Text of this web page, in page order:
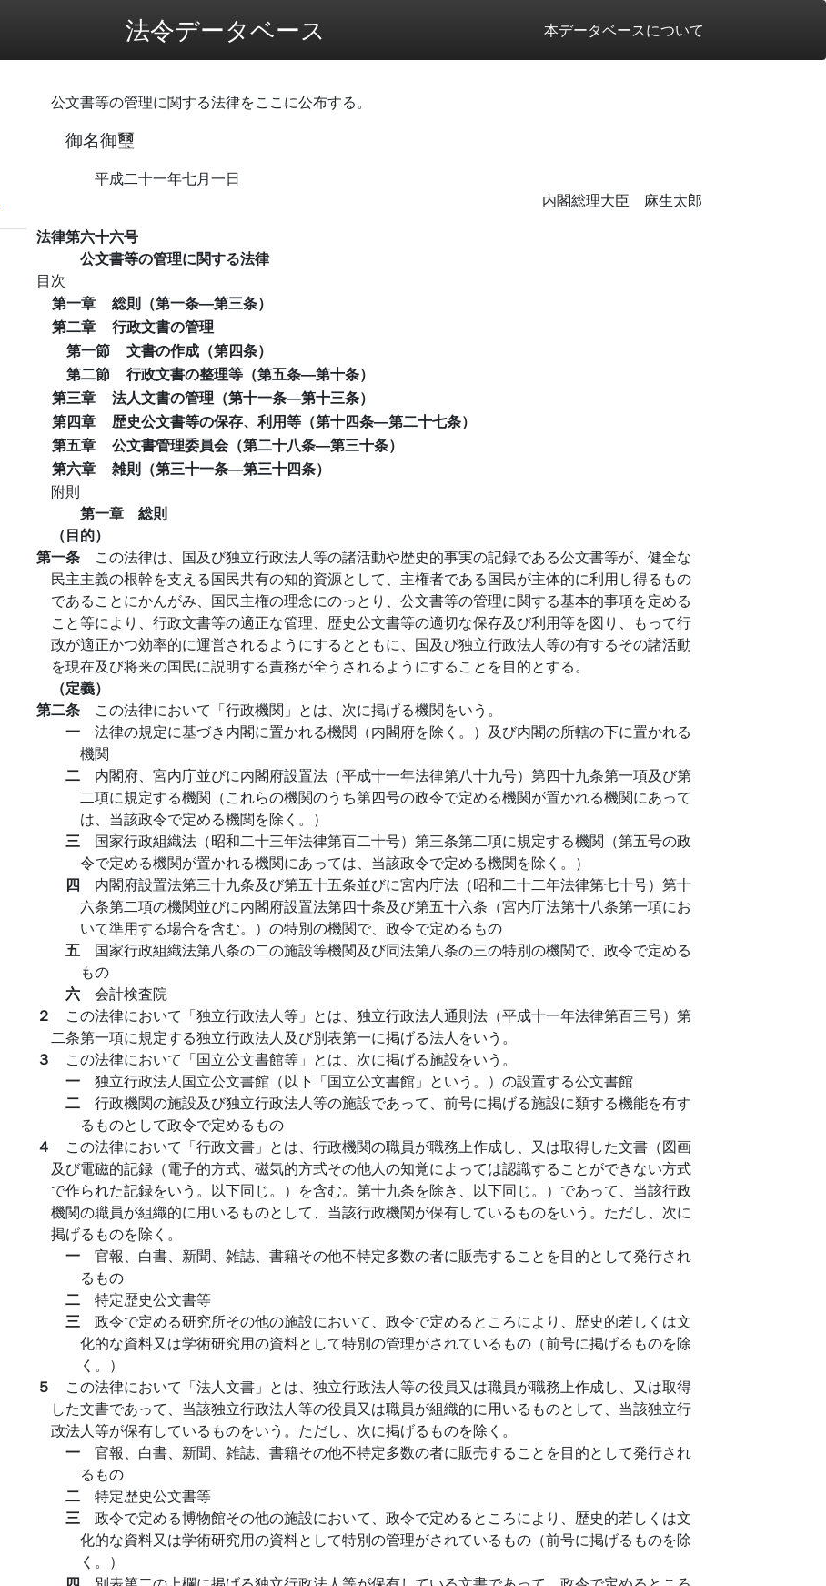
法令データベース 本データベースについて
公文書等の管理に関する法律をここに公布する。
御名御璽
平成二十一年七月一日
内閣総理大臣 麻生太郎
法律第六十六号
公文書等の管理に関する法律
目次
第一章
総則（第一条―第三条）
第二章
行政文書の管理
第一節
文書の作成（第四条）
第二節
行政文書の整理等（第五条―第十条）
第三章
法人文書の管理（第十一条―第十三条）
第四章
歴史公文書等の保存、利用等（第十四条―第二十七条）
第五章
公文書管理委員会（第二十八条―第三十条）
第六章
雑則（第三十一条―第三十四条）
附則
第一章 総則
（目的）
第一条 この法律は、国及び独立行政法人等の諸活動や歴史的事実の記録である公文書等が、健全な
民主主義の根幹を支える国民共有の知的資源として、主権者である国民が主体的に利用し得るもの
であることにかんがみ、国民主権の理念にのっとり、公文書等の管理に関する基本的事項を定める
こと等により、行政文書等の適正な管理、歴史公文書等の適切な保存及び利用等を図り、もって行
政が適正かつ効率的に運営されるようにするとともに、国及び独立行政法人等の有するその諸活動
を現在及び将来の国民に説明する責務が全うされるようにすることを目的とする。
（定義）
第二条 この法律において「行政機関」とは、次に掲げる機関をいう。
一 法律の規定に基づき内閣に置かれる機関（内閣府を除く。）及び内閣の所轄の下に置かれる
機関
二 内閣府、宮内庁並びに内閣府設置法（平成十一年法律第八十九号）第四十九条第一項及び第
二項に規定する機関（これらの機関のうち第四号の政令で定める機関が置かれる機関にあって
は、当該政令で定める機関を除く。）
三 国家行政組織法（昭和二十三年法律第百二十号）第三条第二項に規定する機関（第五号の政
令で定める機関が置かれる機関にあっては、当該政令で定める機関を除く。）
四 内閣府設置法第三十九条及び第五十五条並びに宮内庁法（昭和二十二年法律第七十号）第十
六条第二項の機関並びに内閣府設置法第四十条及び第五十六条（宮内庁法第十八条第一項にお
いて準用する場合を含む。）の特別の機関で、政令で定めるもの
五 国家行政組織法第八条の二の施設等機関及び同法第八条の三の特別の機関で、政令で定める
もの
六 会計検査院
２ この法律において「独立行政法人等」とは、独立行政法人通則法（平成十一年法律第百三号）第
二条第一項に規定する独立行政法人及び別表第一に掲げる法人をいう。
３ この法律において「国立公文書館等」とは、次に掲げる施設をいう。
一 独立行政法人国立公文書館（以下「国立公文書館」という。）の設置する公文書館
二 行政機関の施設及び独立行政法人等の施設であって、前号に掲げる施設に類する機能を有す
るものとして政令で定めるもの
４ この法律において「行政文書」とは、行政機関の職員が職務上作成し、又は取得した文書（図画
及び電磁的記録（電子的方式、磁気的方式その他人の知覚によっては認識することができない方式
で作られた記録をいう。以下同じ。）を含む。第十九条を除き、以下同じ。）であって、当該行政
機関の職員が組織的に用いるものとして、当該行政機関が保有しているものをいう。ただし、次に
掲げるものを除く。
一 官報、白書、新聞、雑誌、書籍その他不特定多数の者に販売することを目的として発行され
るもの
二 特定歴史公文書等
三 政令で定める研究所その他の施設において、政令で定めるところにより、歴史的若しくは文
化的な資料又は学術研究用の資料として特別の管理がされているもの（前号に掲げるものを除
く。）
５ この法律において「法人文書」とは、独立行政法人等の役員又は職員が職務上作成し、又は取得
した文書であって、当該独立行政法人等の役員又は職員が組織的に用いるものとして、当該独立行
政法人等が保有しているものをいう。ただし、次に掲げるものを除く。
一 官報、白書、新聞、雑誌、書籍その他不特定多数の者に販売することを目的として発行され
るもの
二 特定歴史公文書等
三 政令で定める博物館その他の施設において、政令で定めるところにより、歴史的若しくは文
化的な資料又は学術研究用の資料として特別の管理がされているもの（前号に掲げるものを除
く。）